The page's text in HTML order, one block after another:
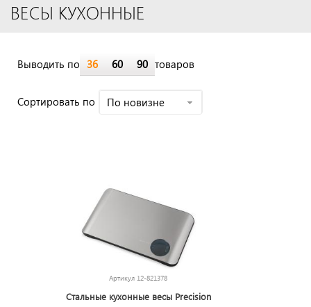
ВЕСЫ КУХОННЫЕ
Выводить по 36 60 90 товаров
Cортировать по По новизне
Артикул 12-821378
Стальные кухонные весы Precision